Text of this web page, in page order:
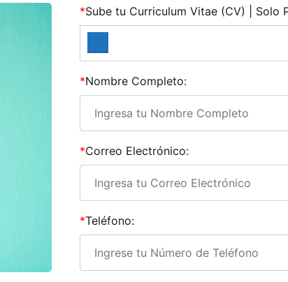
*Sube tu Curriculum Vitae (CV) | Solo
*Nombre Completo:
*Correo Electrónico:
*Teléfono: